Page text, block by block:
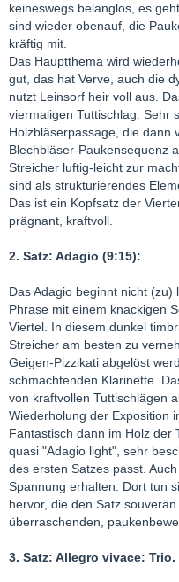
keineswegs belanglos, es
sind wieder obenauf, die
kräftig mit.
Das Hauptthema wird
gut, das hat Verve, auch die
nutzt Leinsorf heir voll aus.
viermaligen Tuttischlag. Sehr
Holzbläserpassage, die dann
Blechbläser-Paukensequenz
Streicher luftig-leicht zur
sind als strukturierendes
Das ist ein Kopfsatz der
prägnant, kraftvoll.
2. Satz: Adagio (9:15):
Das Adagio beginnt nicht
Phrase mit einem knackigen
Viertel. In diesem dunkel
Streicher am besten zu
Geigen-Pizzikati abgelöst
schmachtenden Klarinette.
von kraftvollen Tuttischlägen
Wiederholung der Exposition
Fantastisch dann im Holz der
quasi "Adagio light", sehr
des ersten Satzes passt.
Spannung erhalten. Dort tun
hervor, die den Satz
überraschenden,
3. Satz: Allegro vivace: